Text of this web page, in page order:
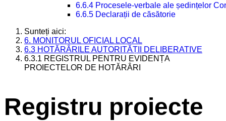
6.6.4 Procesele-verbale ale ședințelor
6.6.5 Declarații de căsătorie
Sunteți aici:
6. MONITORUL OFICIAL LOCAL
6.3 HOTĂRÂRILE AUTORITĂȚII DELIBERATIVE
6.3.1 REGISTRUL PENTRU EVIDENȚA
PROIECTELOR DE HOTĂRÂRI
Registru proiecte